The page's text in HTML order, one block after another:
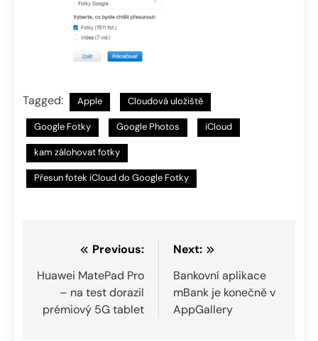
Tagged: Apple Cloudová uložiště
Google Fotky Google Photos iCloud
kam zálohovat fotky
Přesun fotek iCloud do Google Fotky
Navigace
pro
příspěvek
Previous:
Huawei MatePad Pro
– na test dorazil
prémiový 5G tablet
Next:
Bankovní aplikace
mBank je konečně v
AppGallery